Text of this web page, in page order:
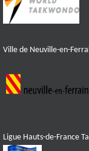
Ville de Neuville-en-
Ligue Hauts-de-France